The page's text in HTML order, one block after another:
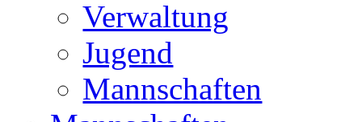
Verwaltung
Jugend
Mannschaften